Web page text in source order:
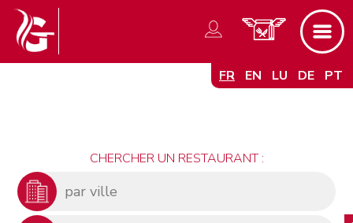
FR EN LU DE PT
CHERCHER UN RESTAURANT :